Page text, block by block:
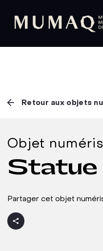
Retour aux objets
Objet
Statue
Partager cet objet